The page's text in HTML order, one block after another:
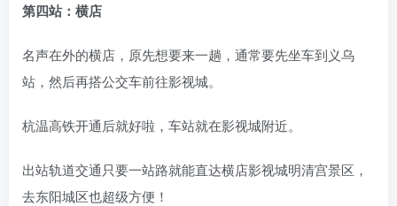
第四站：横店
名声在外的横店，原先想要来一趟，通常要先坐车到义乌
站，然后再搭公交车前往影视城。
杭温高铁开通后就好啦，车站就在影视城附近。
出站轨道交通只要一站路就能直达横店影视城明清宫景区，
去东阳城区也超级方便！